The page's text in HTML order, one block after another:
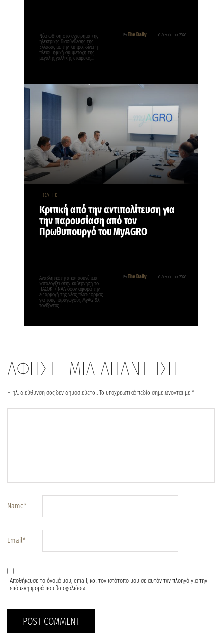
By The Daily 6 Αυγούστου, 2026
Νέα ώθηση στο εγχείρημα της
ηλεκτρικής διασύνδεσης της
Ελλάδας με την Κύπρο, δίνει η
πλειοψηφική συμμετοχή της
μεγάλης γαλλικής εταιρείας…
ΠΟΛΙΤΙΚΗ
Κριτική από την αντιπολίτευση για
την παρουσίαση από τον
Πρωθυπουργό του MyAGRO
By The Daily 6 Αυγούστου, 2026
Αναβλητικότητα και ασυνέπεια
καταλογίζει στην κυβέρνηση το
ΠΑΣΟΚ-ΚΙΝΑΛ όσον αφορά την
εφαρμογή της νέας πλατφόρμας
για τους παραγωγούς MyAGRO,
τονίζοντας…
ΑΦΗΣΤΕ ΜΙΑ ΑΠΑΝΤΗΣΗ
Η ηλ. διεύθυνση σας δεν δημοσιεύεται. Τα υποχρεωτικά πεδία σημειώνονται με *
Name*
Email*
Αποθήκευσε το όνομά μου, email, και τον ιστότοπο μου σε αυτόν τον πλοηγό για την
επόμενη φορά που θα σχολιάσω.